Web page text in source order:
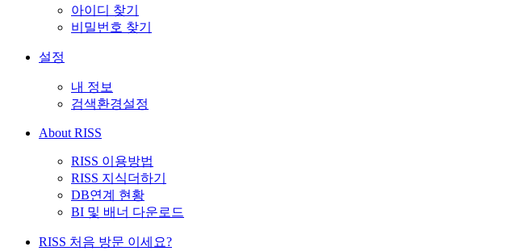
아이디 찾기
비밀번호 찾기
설정
내 정보
검색환경설정
About RISS
RISS 이용방법
RISS 지식더하기
DB연계 현황
BI 및 배너 다운로드
RISS 처음 방문 이세요?